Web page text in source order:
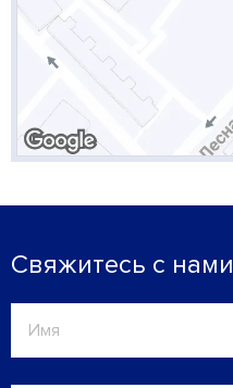
Свяжитесь с нами